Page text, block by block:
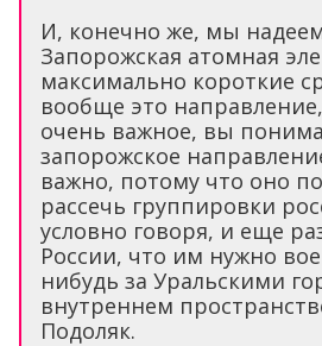
И, конечно же, мы
Запорожская атомная
максимально короткие
вообще это
очень важное, вы
запорожское
важно, потому что оно
рассечь группировки
условно говоря, и еще
России, что им нужно
нибудь за Уральскими
внутреннем
Подоляк.